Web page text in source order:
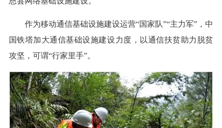
作为移动通信基础设施建设运营“国家队”“主力军”，中
国铁塔加大通信基础设施建设力度，以通信扶贫助力脱贫
攻坚，可谓“行家里手”。